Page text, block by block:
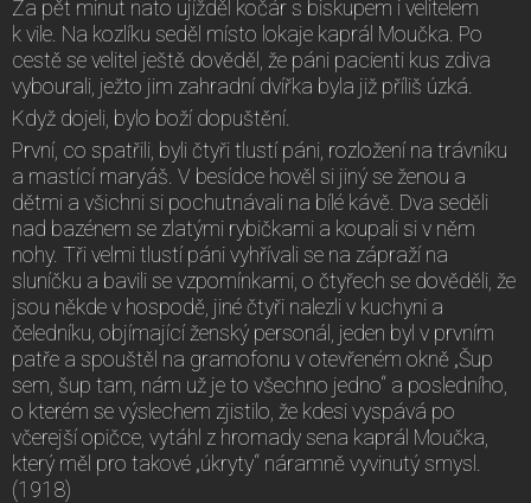
Za pět minut nato ujížděl kočár s biskupem i velitelem
k vile. Na kozlíku seděl místo lokaje kaprál Moučka. Po
cestě se velitel ještě dověděl, že páni pacienti kus zdiva
vybourali, ježto jim zahradní dvířka byla již příliš úzká.
Když dojeli, bylo boží dopuštění.
První, co spatřili, byli čtyři tlustí páni, rozložení na trávníku
a mastící maryáš. V besídce hověl si jiný se ženou a
dětmi a všichni si pochutnávali na bílé kávě. Dva seděli
nad bazénem se zlatými rybičkami a koupali si v něm
nohy. Tři velmi tlustí páni vyhřívali se na zápraží na
sluníčku a bavili se vzpomínkami, o čtyřech se dověděli, že
jsou někde v hospodě, jiné čtyři nalezli v kuchyni a
čeledníku, objímající ženský personál, jeden byl v prvním
patře a spouštěl na gramofonu v otevřeném okně „Šup
sem, šup tam, nám už je to všechno jedno“ a posledního,
o kterém se výslechem zjistilo, že kdesi vyspává po
včerejší opičce, vytáhl z hromady sena kaprál Moučka,
který měl pro takové „úkryty“ náramně vyvinutý smysl.
(1918)